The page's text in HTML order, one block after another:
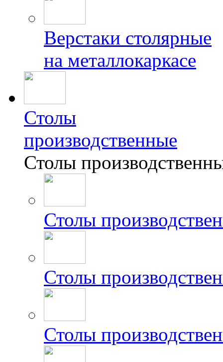
Верстаки столярные
на металлокаркасе
Столы
производственные
Столы
Столы
Столы
Столы